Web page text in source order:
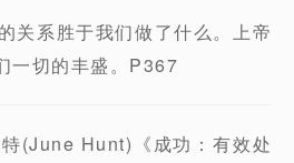
关系胜于我们做了什么。上帝
一切的丰盛。P367
(June Hunt)《成功：有效处